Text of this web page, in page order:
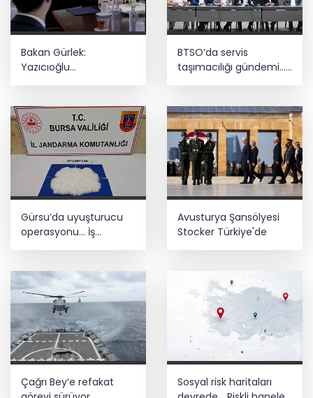
Bakan Gürlek:
Yazıcıoğlu
edilmiyor
BTSO’da servis
taşımacılığı gündemi...
Gürsu’da uyuşturucu
operasyonu... İş
Avusturya Şansölyesi
Stocker Türkiye'de
Çağrı Bey’e refakat
Sosyal risk haritaları